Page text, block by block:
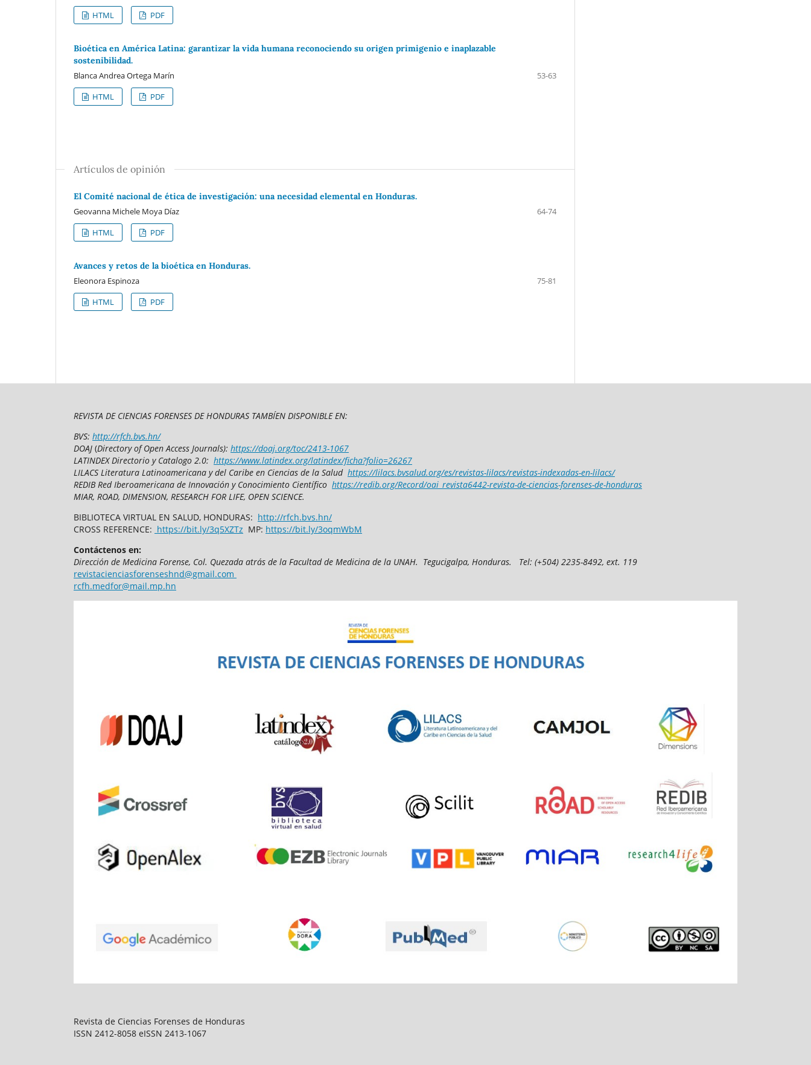
HTML
PDF
Bioética en América Latina: garantizar la vida humana reconociendo su origen primigenio e inaplazable
sostenibilidad.
Blanca Andrea Ortega Marín
53-63
HTML
PDF
Artículos de opinión
El Comité nacional de ética de investigación: una necesidad elemental en Honduras.
Geovanna Michele Moya Díaz
64-74
HTML
PDF
Avances y retos de la bioética en Honduras.
Eleonora Espinoza
75-81
HTML
PDF
REVISTA DE CIENCIAS FORENSES DE HONDURAS TAMBÍEN DISPONIBLE EN:
BVS: http://rfch.bvs.hn/
DOAJ (Directory of Open Access Journals): https://doaj.org/toc/2413-1067
LATINDEX Directorio y Catalogo 2.0: https://www.latindex.org/latindex/ficha?folio=26267
LILACS Literatura Latinoamericana y del Caribe en Ciencias de la Salud https://lilacs.bvsalud.org/es/revistas-lilacs/revistas-indexadas-en-lilacs/
REDIB Red Iberoamericana de Innovación y Conocimiento Científico https://redib.org/Record/oai_revista6442-revista-de-ciencias-forenses-de-honduras
MIAR, ROAD, DIMENSION, RESEARCH FOR LIFE, OPEN SCIENCE.
BIBLIOTECA VIRTUAL EN SALUD, HONDURAS: http://rfch.bvs.hn/
CROSS REFERENCE: https://bit.ly/3q5XZTz MP: https://bit.ly/3oqmWbM
Contáctenos en:
Dirección de Medicina Forense, Col. Quezada atrás de la Facultad de Medicina de la UNAH. Tegucigalpa, Honduras. Tel: (+504) 2235-8492, ext. 119
revistacienciasforenseshnd@gmail.com
rcfh.medfor@mail.mp.hn
Revista de Ciencias Forenses de Honduras
ISSN 2412-8058 eISSN 2413-1067